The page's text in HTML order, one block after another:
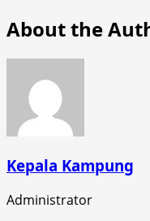
About the
Kepala Kampung
Administrator